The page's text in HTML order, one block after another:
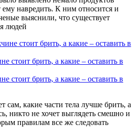
навредить. К ним относится и
выяснили, что существует
людей
стоит брить, а какие – оставить в
стоит брить, а какие – оставить в
какие части тела лучше брить, а
никто не хочет выглядеть смешно и
правилам все же следовать